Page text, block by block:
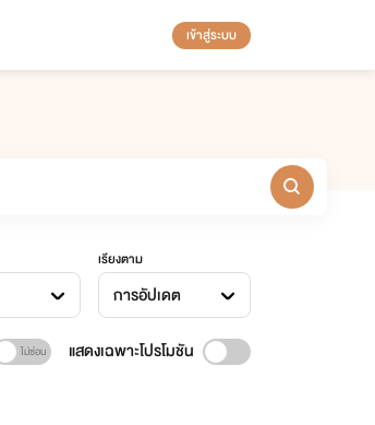
เข้าสู่ระบบ
เรียงตาม
การอัปเดต
แสดงเฉพาะโปรโมชัน